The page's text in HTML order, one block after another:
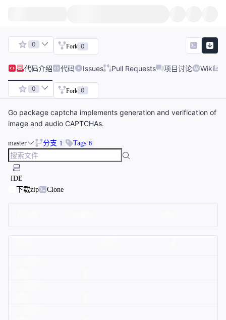
0 Fork 0
代码介绍 代码 Issues Pull Requests 项目讨论 Wiki
0 Fork 0
Go package captcha implements generation and verification of
image and audio CAPTCHAs.
master 分支 1 Tags 6
IDE
下载zip
Clone